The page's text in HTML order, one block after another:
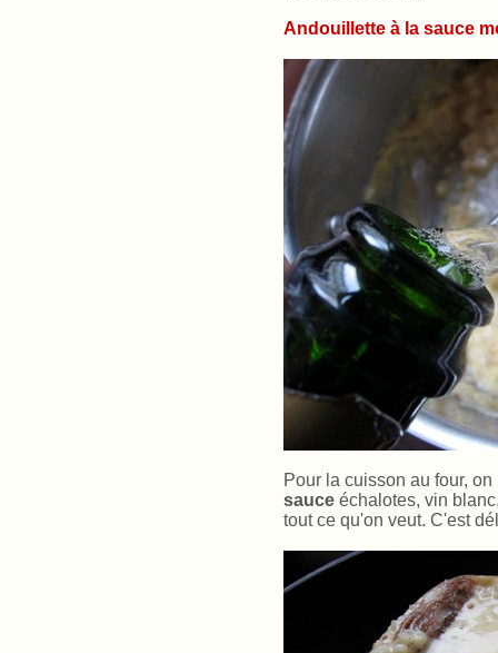
Andouillette à la sauce
Pour la cuisson au four,
sauce échalotes, vin
tout ce qu'on veut. C'est